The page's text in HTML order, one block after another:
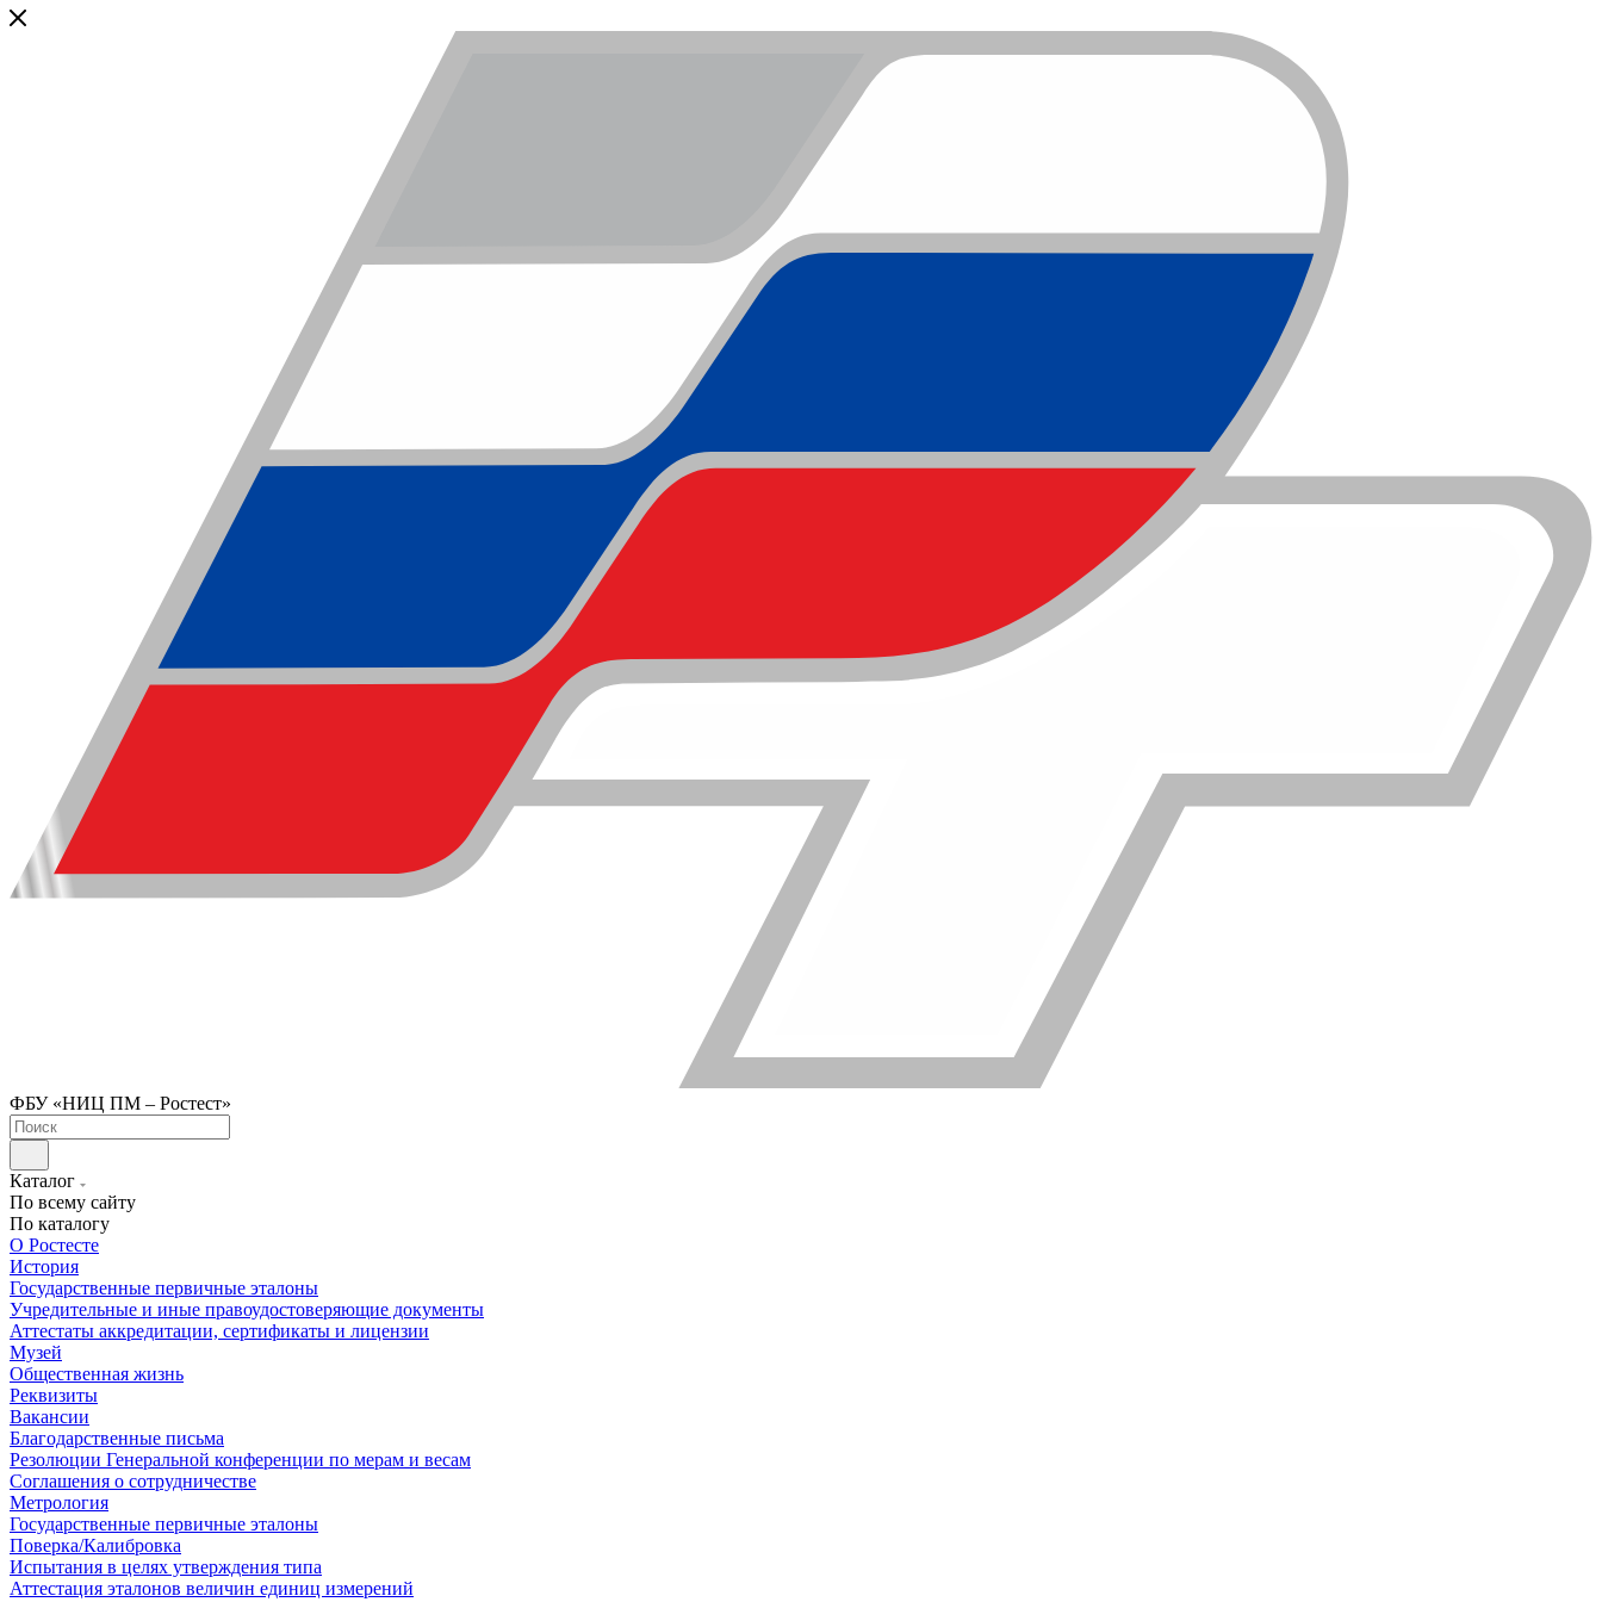
ФБУ «НИЦ ПМ – Ростест»
Каталог
По всему сайту
По каталогу
О Ростесте
История
Государственные первичные эталоны
Учредительные и иные правоудостоверяющие документы
Аттестаты аккредитации, сертификаты и лицензии
Музей
Общественная жизнь
Реквизиты
Вакансии
Благодарственные письма
Резолюции Генеральной конференции по мерам и весам
Соглашения о сотрудничестве
Метрология
Государственные первичные эталоны
Поверка/Калибровка
Испытания в целях утверждения типа
Аттестация эталонов величин единиц измерений